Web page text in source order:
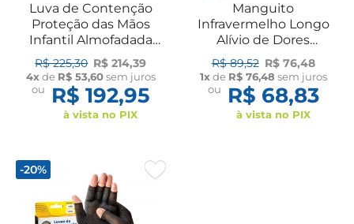
Luva de Contenção
Proteção das Mãos
Infantil Almofadada
com Toque Macio PAR
Longevitech
R$ 225,30 R$ 214,39
4xde R$ 53,60sem juros
ou
R$ 192,95
à vista no PIX
Manguito
Infravermelho Longo
Alívio de Dores
Proteção UV
Performance Treino
Dirigir Sarei
R$ 89,52 R$ 76,48
1xde R$ 76,48 sem juros
ou
R$ 68,83
à vista no PIX
-20%